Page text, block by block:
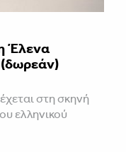
Έλενα
(δωρεάν)
στη σκηνή
ελληνικού